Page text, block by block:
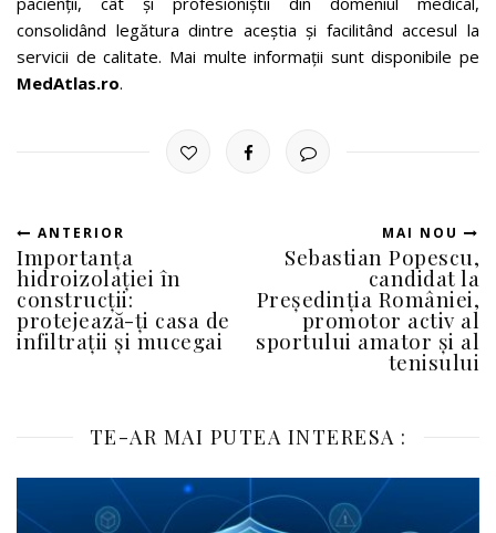
consolidând legătura dintre aceștia și facilitând accesul la
servicii de calitate. Mai multe informații sunt disponibile pe
MedAtlas.ro.
ANTERIOR
Importanța
hidroizolației în
construcții:
protejează-ți casa de
infiltrații și mucegai
MAI NOU
Sebastian Popescu,
candidat la
Președinția României,
promotor activ al
sportului amator și al
tenisului
TE-AR MAI PUTEA INTERESA :